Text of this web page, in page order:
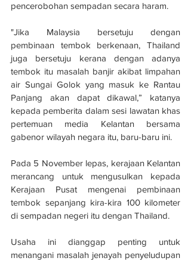
pencerobohan sempadan secara haram.
"Jika Malaysia bersetuju dengan
pembinaan tembok berkenaan, Thailand
juga bersetuju kerana dengan adanya
tembok itu masalah banjir akibat limpahan
air Sungai Golok yang masuk ke Rantau
Panjang akan dapat dikawal,” katanya
kepada pemberita dalam sesi lawatan khas
pertemuan media Kelantan bersama
gabenor wilayah negara itu, baru-baru ini.
Pada 5 November lepas, kerajaan Kelantan
merancang untuk mengusulkan kepada
Kerajaan Pusat mengenai pembinaan
tembok sepanjang kira-kira 100 kilometer
di sempadan negeri itu dengan Thailand.
Usaha ini dianggap penting untuk
menangani masalah jenayah penyeludupan